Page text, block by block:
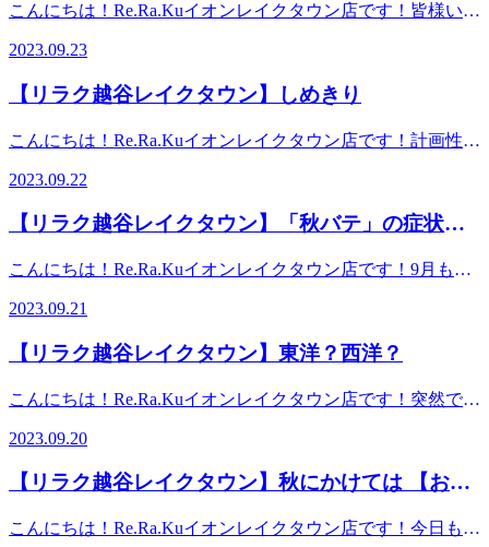
に今大会で一番注目していた【南アフリカvsアイルランド】
の試合が楽しすぎて気がついたら寒さ忘れていましたが(^-^;
ないかなと思いますが、知らぬ間に体がキンキンに冷えてい
る事も。太ももとか二の腕、肩回りなどは特にご注意を。
徐々に寝る際の服装や寝具も季節に合わせて替えていって下
気に健康に過ごすためにも、一工夫必要です！！本日迄の限
下さい！！あなただけのオーダーメイド施術でゆったり時間
ージのようなほぐしだけではなく、お客様に合わせた様々な
からの未来を健康に過ごしましよう＾＾
━━━━━━━━━━━━━━━━━━……‥・☆★☆新し
い健康を考えるRe.Ra.Ku イオンレイクタウン店営業時間
10：00～21：00（最終受付20：20） 〒343-0828埼玉県越
谷市レイクタウン3-1-1イオンレイクタウンmori2FTEL 048-
967-5051JR武蔵野線 越谷レイクタウン駅より徒歩約10分マ
験ください★
こんにちは！Re.Ra.Kuイオンレイクタウン店です！皆様いか
事が増えました。秋の気候は過ごしやすいので、美味しい実
りの果物や旬のお野菜を堪能できますね。そして今の感じで
すと、季節の変わり目の序章という言葉がぴったりな気がし
が増えたり、気圧の変化でお身体の流れも変わると思いま
す。そんな時は、まずお身体の冷えを気にされてみて下さ
い。特にお腹が冷えることで自律神経も乱れてくるのでおへ
そから円と描くように、ぐるぐると右から左へ...行いますと
気持ちも整いますよ。なでであげるだけ、優しくやればやる
ほど、神経が緩みますのでぜひ、簡単ですから、冷えから来
サージのようなほぐしだけではなく、お客様に合わせた様々
れからの未来を健康に過ごしましよう＾＾
い健康を考えるRe.Ra.Ku イオンレイクタウン店営業時間
谷市レイクタウン3-1-1イオンレイクタウンmori2FTEL 048-
967-5051JR武蔵野線 越谷レイクタウン駅より徒歩約10分マ
ッサージより気持ちいい！？リラクのボディケアをぜひご体
2023.09.23
【リラク越谷レイクタウン】しめきり
こんにちは！Re.Ra.Kuイオンレイクタウン店です！計画性っ
着実に毎日コツコツ勧められるタイプ、や最初は頑張れてい
るけどどこかでサボりだしてしまってビックリするくらいお
わってないーと焦る子。私は最初からやらず最後に【やれる
にかなると思っていました。大人になった今、分かります。
それは築いた信頼を徐々に失って首の皮一枚の愛想で繋がっ
いってもんでもございません。あなたに合う強度、回数の設
定があります。疲れたからこそ労いのストレッチをしましょ
う。今、元気なら元気を明日に繋ぐストレッチをしましょ
は欠かさないでください。メルマガのイラストの〆切が迫っ
す！ブログはこの辺で終わります！！！！！ス――――ハ
うなほぐしだけではなく、お客様に合わせた様々な健康に対
2023.09.22
【リラク越谷レイクタウン】「秋バテ」の症状出
こんにちは！Re.Ra.Kuイオンレイクタウン店です！9月も半
ね。夏から秋にかけて季節が変わるこの時期は、お疲れも溜
まりやすくなっています。なんとなく体がだるくて疲れが抜
けなかったり、食欲がなくなったりといった不調を感じたり
起こる「秋バテ」の症状かもしれません。秋バテを解消する
には気温の差を調整できるような工夫が必要です。1.暑くて
も長袖を常備お店や乗り物などの室内が冷房で冷えきってい
る事が多いので、軽くい羽織れる物があると便利です。2.室
温コントロールを意識暑い時期にクーラーをつけない訳には
いきませんが、直接人に風を当てないようにする機能等を利
2023.09.21
【リラク越谷レイクタウン】東洋？西洋？
こんにちは！Re.Ra.Kuイオンレイクタウン店です！突然です
れますか？？西洋医学は、投薬や手術といった方法で、体の
悪い部分に直接アプローチして治療していきます。東洋医学
は、体の不調を内側から根本的に治す治療法。具体的には鍼
に防ぐため、日頃から疲れを溜めず抵抗力をつけておくとい
2023.09.20
【リラク越谷レイクタウン】秋にかけては 【おな
こんにちは！Re.Ra.Kuイオンレイクタウン店です！今日も暑